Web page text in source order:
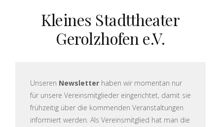
Kleines Stadttheater
Gerolzhofen e.V.
Unseren Newsletterhaben wir momentan nur
für unsere Vereinsmitglieder eingerichtet, damit sie
frühzeitig über die kommenden Veranstaltungen
informiert werden. Als Vereinsmitglied hat man die